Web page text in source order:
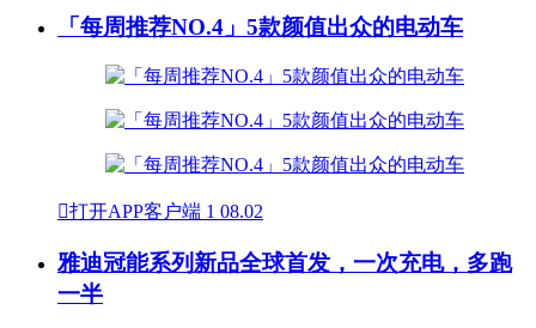
「每周推荐NO.4」5款颜值出众的电动车
打开APP客户端 1 08.02
雅迪冠能系列新品全球首发，一次充电，多跑
一半